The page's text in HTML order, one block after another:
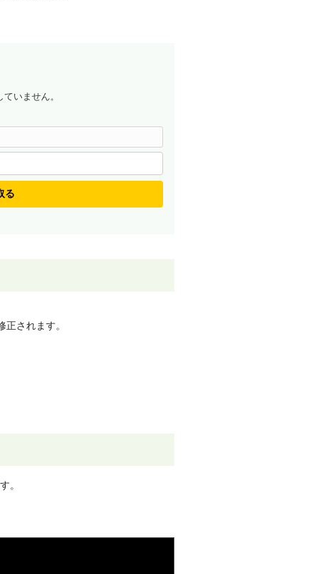
いません。
る
されます。
。